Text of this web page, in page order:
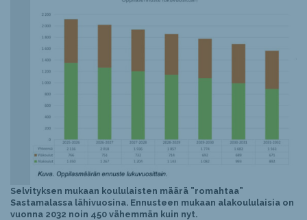
Selvityksen mukaan koululaisten määrä ”romahtaa”
Sastamalassa lähivuosina. Ennusteen mukaan alakoululaisia on
vuonna 2032 noin 450 vähemmän kuin nyt.